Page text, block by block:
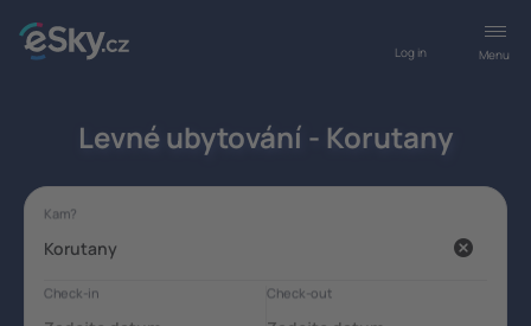
Menu
Log in
Levné ubytování - Korutany